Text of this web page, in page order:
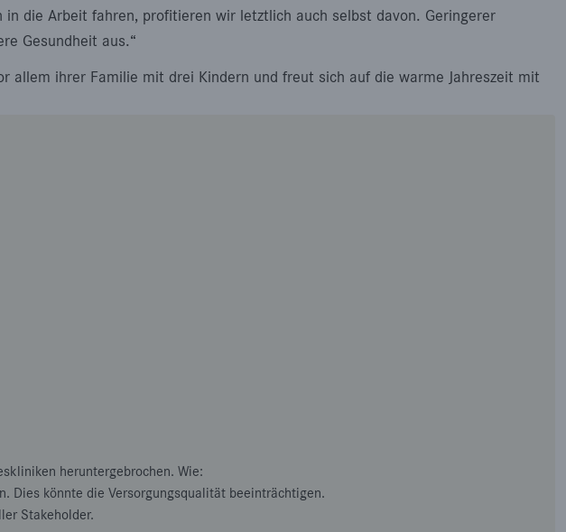
die Arbeit fahren, profitieren wir letztlich auch selbst davon. Geringerer
Gesundheit aus.“
ihrer Familie mit drei Kindern und freut sich auf die warme Jahreszeit mit
heruntergebrochen. Wie:
Dies könnte die Versorgungsqualität beeinträchtigen.
Stakeholder.